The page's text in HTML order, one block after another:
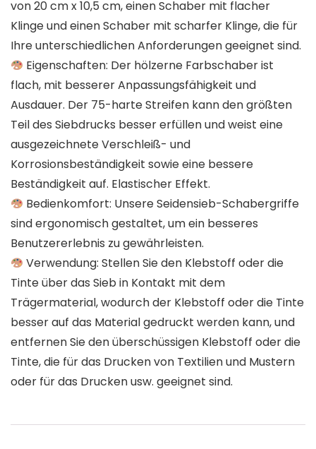
von 20 cm x 10,5 cm, einen Schaber mit flacher
Klinge und einen Schaber mit scharfer Klinge, die für
Ihre unterschiedlichen Anforderungen geeignet sind.
Eigenschaften: Der hölzerne Farbschaber ist
flach, mit besserer Anpassungsfähigkeit und
Ausdauer. Der 75-harte Streifen kann den größten
Teil des Siebdrucks besser erfüllen und weist eine
ausgezeichnete Verschleiß- und
Korrosionsbeständigkeit sowie eine bessere
Beständigkeit auf. Elastischer Effekt.
Bedienkomfort: Unsere Seidensieb-Schabergriffe
sind ergonomisch gestaltet, um ein besseres
Benutzererlebnis zu gewährleisten.
Verwendung: Stellen Sie den Klebstoff oder die
Tinte über das Sieb in Kontakt mit dem
Trägermaterial, wodurch der Klebstoff oder die Tinte
besser auf das Material gedruckt werden kann, und
entfernen Sie den überschüssigen Klebstoff oder die
Tinte, die für das Drucken von Textilien und Mustern
oder für das Drucken usw. geeignet sind.